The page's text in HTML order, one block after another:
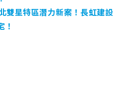
雙星特區潛力新案！長虹建設
！